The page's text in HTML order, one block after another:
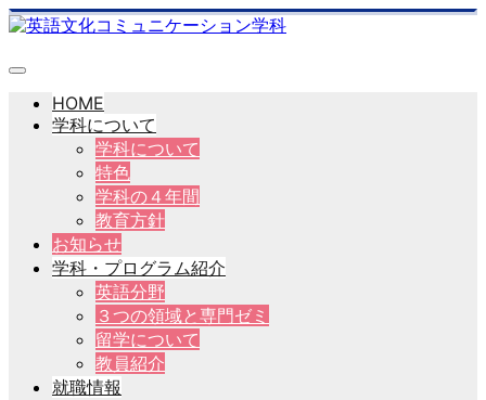
HOME
学科について
学科について
特色
学科の４年間
教育方針
お知らせ
学科・プログラム紹介
英語分野
３つの領域と専門ゼミ
留学について
教員紹介
就職情報